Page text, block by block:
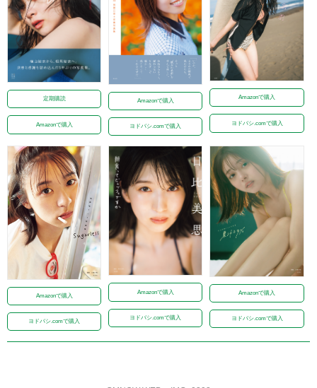
定期購読
Amazonで購入
Amazonで購入
ヨドバシ.comで購入
Amazonで購入
ヨドバシ.comで購入
Amazonで購入
ヨドバシ.comで購入
Amazonで購入
ヨドバシ.comで購入
Amazonで購入
ヨドバシ.comで購入